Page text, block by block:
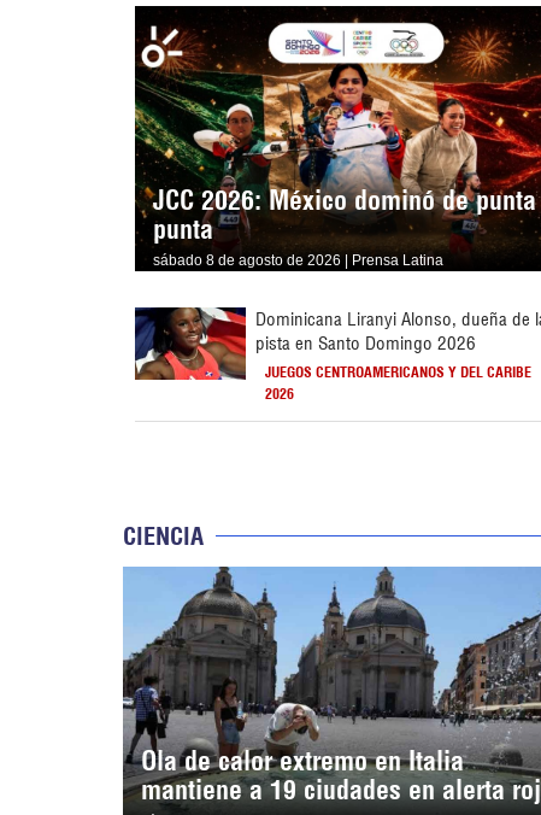
JCC 2026: México dominó de
punta
sábado 8 de agosto de 2026 | Prensa Latina
Dominicana Liranyi Alonso, dueña de
pista en Santo Domingo 2026
JUEGOS CENTROAMERICANOS Y DEL CARIBE
2026
CIENCIA
Ola de calor extremo en Italia
mantiene a 19 ciudades en alerta